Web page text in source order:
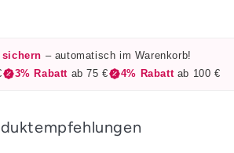
sichern – automatisch im Warenkorb!
3% Rabatt ab 75 € 4% Rabattab 100 €